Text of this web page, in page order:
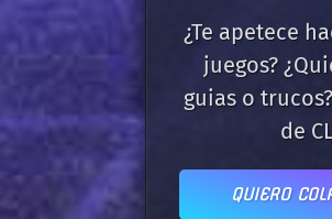
¿Te apetece
juegos?
guias o
de
QUIERO